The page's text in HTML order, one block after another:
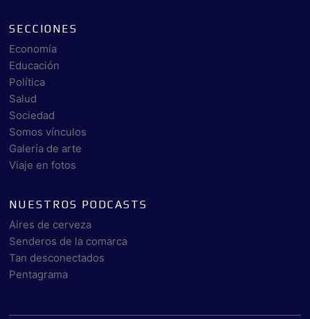
SECCIONES
Economía
Educación
Política
Salud
Sociedad
Somos vínculos
Galería de arte
Viaje en fotos
NUESTROS PODCASTS
Aires de cerveza
Senderos de la comarca
Tan desconectados
Pentagrama